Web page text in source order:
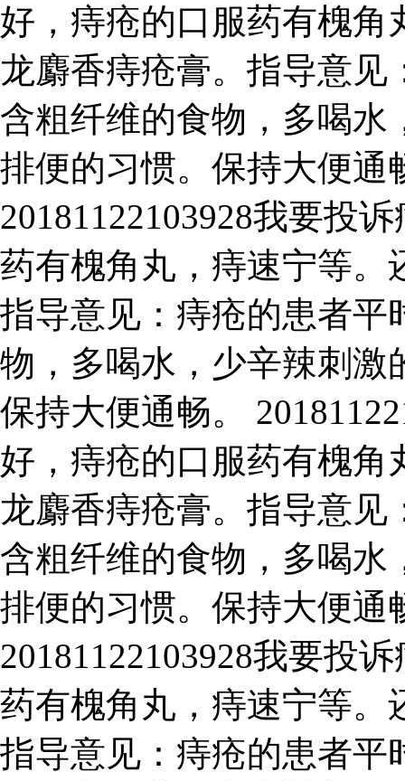
好，痔疮的口服药有槐角
龙麝香痔疮膏。指导意见
含粗纤维的食物，多喝水
排便的习惯。保持大便通
20181122103928我要投
药有槐角丸，痔速宁等。
指导意见：痔疮的患者平
物，多喝水，少辛辣刺激
保持大便通畅。
好，痔疮的口服药有槐角
龙麝香痔疮膏。指导意见
含粗纤维的食物，多喝水
排便的习惯。保持大便通
20181122103928我要投
药有槐角丸，痔速宁等。
指导意见：痔疮的患者平